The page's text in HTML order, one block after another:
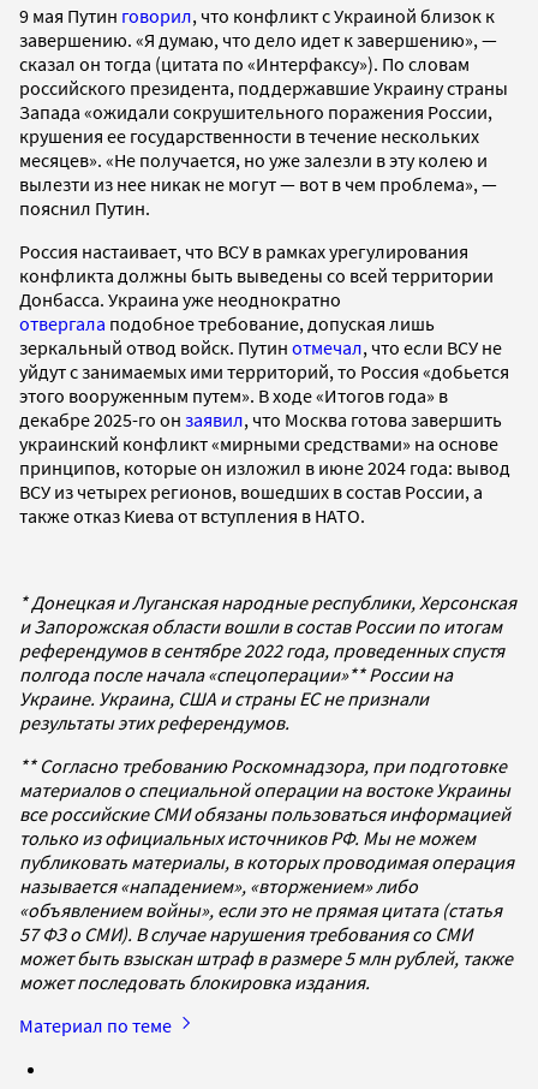
9 мая Путин говорил, что конфликт с Украиной близок к
завершению. «Я думаю, что дело идет к завершению», —
сказал он тогда (цитата по «Интерфаксу»). По словам
российского президента, поддержавшие Украину страны
Запада «ожидали сокрушительного поражения России,
крушения ее государственности в течение нескольких
месяцев». «Не получается, но уже залезли в эту колею и
вылезти из нее никак не могут — вот в чем проблема», —
пояснил Путин.
Россия настаивает, что ВСУ в рамках урегулирования
конфликта должны быть выведены со всей территории
Донбасса. Украина уже неоднократно
отвергала подобное требование, допуская лишь
зеркальный отвод войск. Путин отмечал, что если ВСУ не
уйдут с занимаемых ими территорий, то Россия «добьется
этого вооруженным путем». В ходе «Итогов года» в
декабре 2025-го он заявил, что Москва готова завершить
украинский конфликт «мирными средствами» на основе
принципов, которые он изложил в июне 2024 года: вывод
ВСУ из четырех регионов, вошедших в состав России, а
также отказ Киева от вступления в НАТО.
* Донецкая и Луганская народные республики, Херсонская
и Запорожская области вошли в состав России по итогам
референдумов в сентябре 2022 года, проведенных спустя
полгода после начала «спецоперации»** России на
Украине. Украина, США и страны ЕС не признали
результаты этих референдумов.
** Согласно требованию Роскомнадзора, при подготовке
материалов о специальной операции на востоке Украины
все российские СМИ обязаны пользоваться информацией
только из официальных источников РФ. Мы не можем
публиковать материалы, в которых проводимая операция
называется «нападением», «вторжением» либо
«объявлением войны», если это не прямая цитата (статья
57 ФЗ о СМИ). В случае нарушения требования со СМИ
может быть взыскан штраф в размере 5 млн рублей, также
может последовать блокировка издания.
Материал по теме